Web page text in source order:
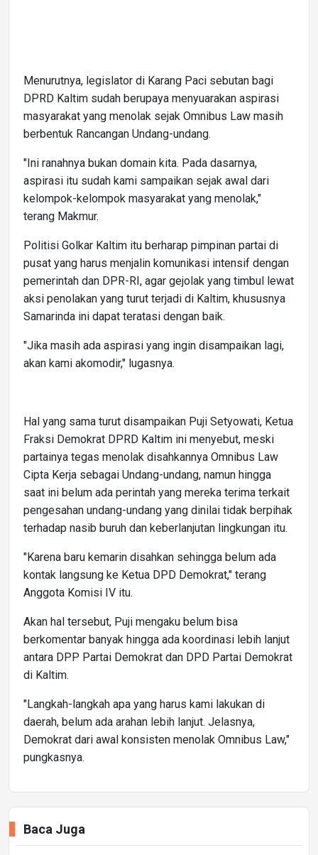
Menurutnya, legislator di Karang Paci sebutan bagi
DPRD Kaltim sudah berupaya menyuarakan aspirasi
masyarakat yang menolak sejak Omnibus Law masih
berbentuk Rancangan Undang-undang.
"Ini ranahnya bukan domain kita. Pada dasarnya,
aspirasi itu sudah kami sampaikan sejak awal dari
kelompok-kelompok masyarakat yang menolak,"
terang Makmur.
Politisi Golkar Kaltim itu berharap pimpinan partai di
pusat yang harus menjalin komunikasi intensif dengan
pemerintah dan DPR-RI, agar gejolak yang timbul lewat
aksi penolakan yang turut terjadi di Kaltim, khususnya
Samarinda ini dapat teratasi dengan baik.
"Jika masih ada aspirasi yang ingin disampaikan lagi,
akan kami akomodir," lugasnya.
Hal yang sama turut disampaikan Puji Setyowati, Ketua
Fraksi Demokrat DPRD Kaltim ini menyebut, meski
partainya tegas menolak disahkannya Omnibus Law
Cipta Kerja sebagai Undang-undang, namun hingga
saat ini belum ada perintah yang mereka terima terkait
pengesahan undang-undang yang dinilai tidak berpihak
terhadap nasib buruh dan keberlanjutan lingkungan itu.
"Karena baru kemarin disahkan sehingga belum ada
kontak langsung ke Ketua DPD Demokrat," terang
Anggota Komisi IV itu.
Akan hal tersebut, Puji mengaku belum bisa
berkomentar banyak hingga ada koordinasi lebih lanjut
antara DPP Partai Demokrat dan DPD Partai Demokrat
di Kaltim.
"Langkah-langkah apa yang harus kami lakukan di
daerah, belum ada arahan lebih lanjut. Jelasnya,
Demokrat dari awal konsisten menolak Omnibus Law,"
pungkasnya.
Baca Juga